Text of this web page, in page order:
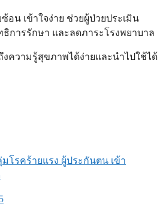
น เข้าใจง่าย ช่วยผู้ป่วยประเมิน
ธิการรักษา และลดภาระโรงพยาบาล
งความรู้สุขภาพได้ง่ายและนำไปใช้ได้
โรคร้ายแรง ผู้ประกันตน เข้า